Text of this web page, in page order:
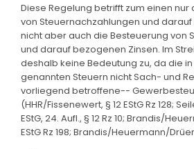
Diese Regelung betrifft zum einen
von Steuernachzahlungen und
nicht aber auch die Besteuerung von
und darauf bezogenen Zinsen. Im
deshalb keine Bedeutung zu, da die in
genannten Steuern nicht Sach- und
vorliegend betroffene--
(HHR/Fissenewert, § 12 EStG Rz 128;
EStG, 24. Aufl., § 12 Rz 10; Brandis/
EStG Rz 198; Brandis/Heuermann/